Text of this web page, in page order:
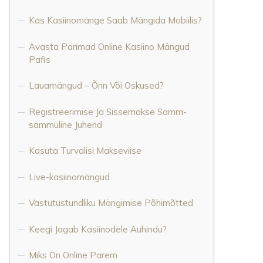
Kas Kasiinomänge Saab Mängida Mobiilis?
Avasta Parimad Online Kasiino Mängud
Pafis
Lauamängud – Õnn Või Oskused?
Registreerimise Ja Sissemakse Samm-
sammuline Juhend
Kasuta Turvalisi Makseviise
Live-kasiinomängud
Vastutustundliku Mängimise Põhimõtted
Keegi Jagab Kasiinodele Auhindu?
Miks On Online Parem